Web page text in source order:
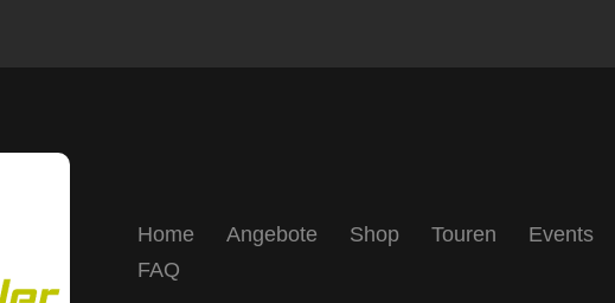
Home Angebote Shop Touren Events
FAQ